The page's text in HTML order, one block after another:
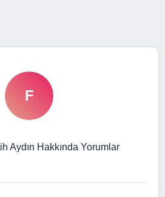
F
Aydın Hakkında Yorumlar